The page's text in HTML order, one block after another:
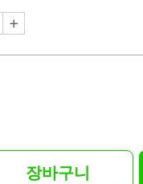
장바구니